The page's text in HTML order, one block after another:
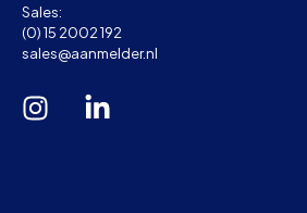
Sales:
(0) 15 2002 192
sales@aanmelder.nl